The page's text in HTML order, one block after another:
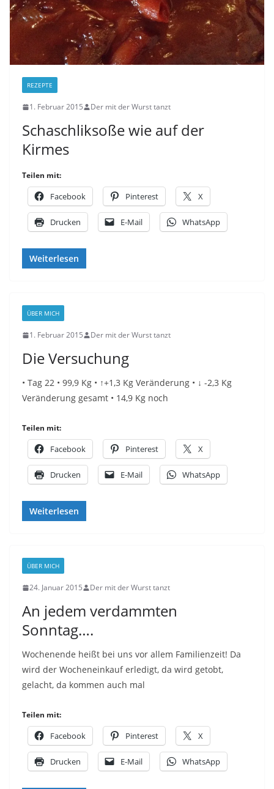
REZEPTE
1. Februar 2015 Der mit der Wurst tanzt
Schaschliksoße wie auf der
Kirmes
Teilen mit:
Facebook Pinterest X
Drucken E-Mail WhatsApp
Weiterlesen
ÜBER MICH
1. Februar 2015 Der mit der Wurst tanzt
Die Versuchung
• Tag 22 • 99,9 Kg • ↑+1,3 Kg Veränderung • ↓ -2,3 Kg
Veränderung gesamt • 14,9 Kg noch
Teilen mit:
Facebook Pinterest X
Drucken E-Mail WhatsApp
Weiterlesen
ÜBER MICH
24. Januar 2015 Der mit der Wurst tanzt
An jedem verdammten
Sonntag….
Wochenende heißt bei uns vor allem Familienzeit! Da
wird der Wocheneinkauf erledigt, da wird getobt,
gelacht, da kommen auch mal
Teilen mit:
Facebook Pinterest X
Drucken E-Mail WhatsApp